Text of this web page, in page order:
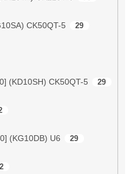
CK50QT-5 29
(KD10SH) CK50QT-5 29
(KG10DB) U6 29
2